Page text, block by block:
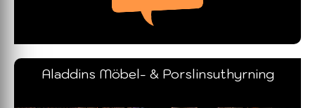
Aladdins Möbel- & Porslinsuthyrning